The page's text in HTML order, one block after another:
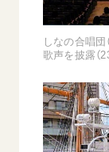
しなの合唱団
歌声を披露（